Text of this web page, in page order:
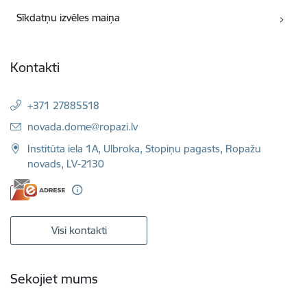
Sīkdatņu izvēles maiņa
Kontakti
+371 27885518
E-pasts:
novada.dome@ropazi.lv
Institūta iela 1A, Ulbroka, Stopiņu pagasts, Ropažu
novads, LV-2130
Visi kontakti
Sekojiet mums